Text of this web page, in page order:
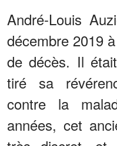
André-Louis
décembre 2019
de décès. Il
tiré sa
contre la
années, cet